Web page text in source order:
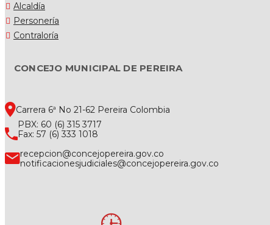
Alcaldía
Personería
Contraloría
CONCEJO MUNICIPAL DE PEREIRA
Carrera 6ª No 21-62 Pereira Colombia
PBX: 60 (6) 315 3717
Fax: 57 (6) 333 1018
recepcion@concejopereira.gov.co
notificacionesjudiciales@concejopereira.gov.co